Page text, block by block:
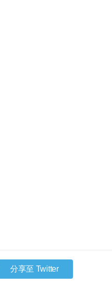
分享至 Twitter